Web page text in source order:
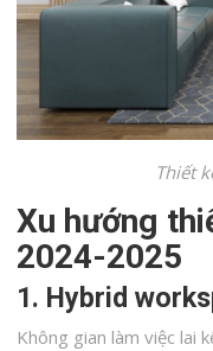
Thiết
Xu hướng
2024-2025
1. Hybrid
Không gian làm việc lai